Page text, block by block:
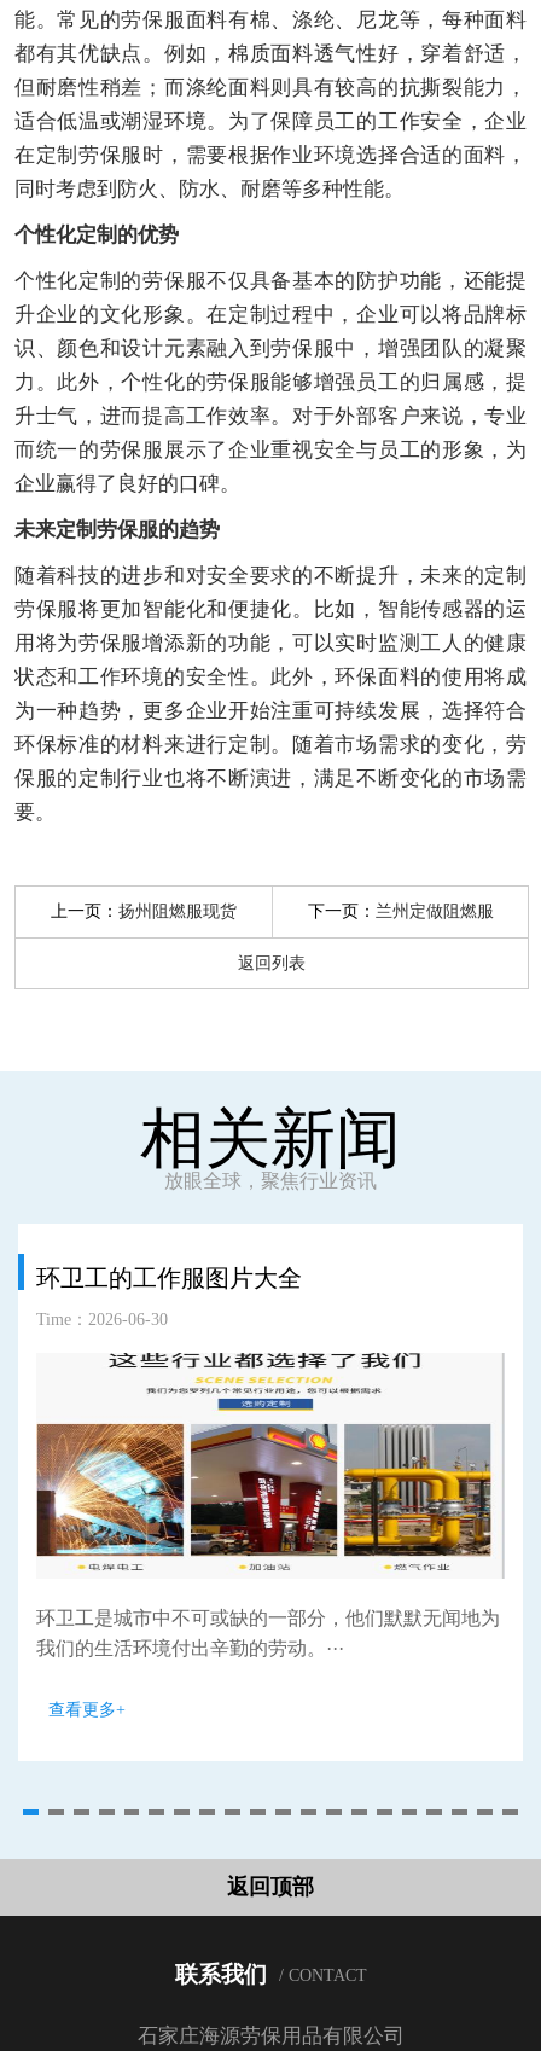
能。常见的劳保服面料有棉、涤纶、尼龙等，每种面料
都有其优缺点。例如，棉质面料透气性好，穿着舒适，
但耐磨性稍差；而涤纶面料则具有较高的抗撕裂能力，
适合低温或潮湿环境。为了保障员工的工作安全，企业
在定制劳保服时，需要根据作业环境选择合适的面料，
同时考虑到防火、防水、耐磨等多种性能。
个性化定制的优势
个性化定制的劳保服不仅具备基本的防护功能，还能提
升企业的文化形象。在定制过程中，企业可以将品牌标
识、颜色和设计元素融入到劳保服中，增强团队的凝聚
力。此外，个性化的劳保服能够增强员工的归属感，提
升士气，进而提高工作效率。对于外部客户来说，专业
而统一的劳保服展示了企业重视安全与员工的形象，为
企业赢得了良好的口碑。
未来定制劳保服的趋势
随着科技的进步和对安全要求的不断提升，未来的定制
劳保服将更加智能化和便捷化。比如，智能传感器的运
用将为劳保服增添新的功能，可以实时监测工人的健康
状态和工作环境的安全性。此外，环保面料的使用将成
为一种趋势，更多企业开始注重可持续发展，选择符合
环保标准的材料来进行定制。随着市场需求的变化，劳
保服的定制行业也将不断演进，满足不断变化的市场需
要。
上一页：扬州阻燃服现货 下一页： 兰州定做阻燃服
返回列表
相关新闻
放眼全球，聚焦行业资讯
环卫工的工作服图片大全
Time：2026-06-30
环卫工是城市中不可或缺的一部分，他们默默无闻地为
我们的生活环境付出辛勤的劳动。···
查看更多+
返回顶部
联系我们 / CONTACT
石家庄海源劳保用品有限公司